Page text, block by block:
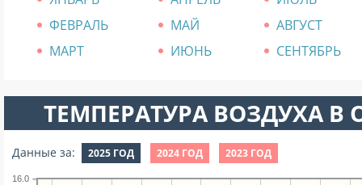
ФЕВРАЛЬ
МАЙ
АВГУСТ
МАРТ
ИЮНЬ СЕНТЯБРЬ
ТЕМПЕРАТУРА ВОЗДУХА В
Данные за: 2025 ГОД 2024 ГОД 2023 ГОД
16.0